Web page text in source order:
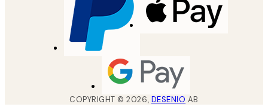
COPYRIGHT ©2026, DESENIO AB